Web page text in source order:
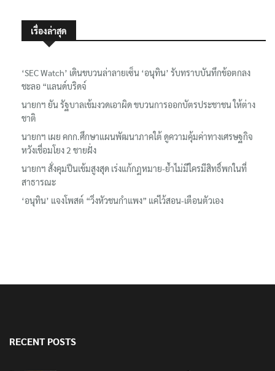
เรื่องล่าสุด
‘SEC Watch’ เดินขบวนล่าลายเซ็น ‘อนุทิน’ รับทราบบันทึกข้อตกลง
ชะลอ “แลนด์บริดจ์
นายกฯ ยัน รัฐบาลเข้มงวดเอาผิด ขบวนการออกบัตรประชาชน ให้ต่าง
ชาติ
นายกฯ เผย คกก.ศึกษาแผนพัฒนาภาคใต้ ดูความคุ้มค่าทางเศรษฐกิจ
หวังเชื่อมโยง 2 ชายฝั่ง
นายกฯ สั่งคุมปืนเข้มสูงสุด เร่งแก้กฎหมาย-ย้ำไม่มีใครมีสิทธิ์พกในที่
สาธารณะ
‘อนุทิน’ แจงโพสต์ “วิ่งหัวชนกำแพง” แค่ไว้สอน-เตือนตัวเอง
RECENT POSTS